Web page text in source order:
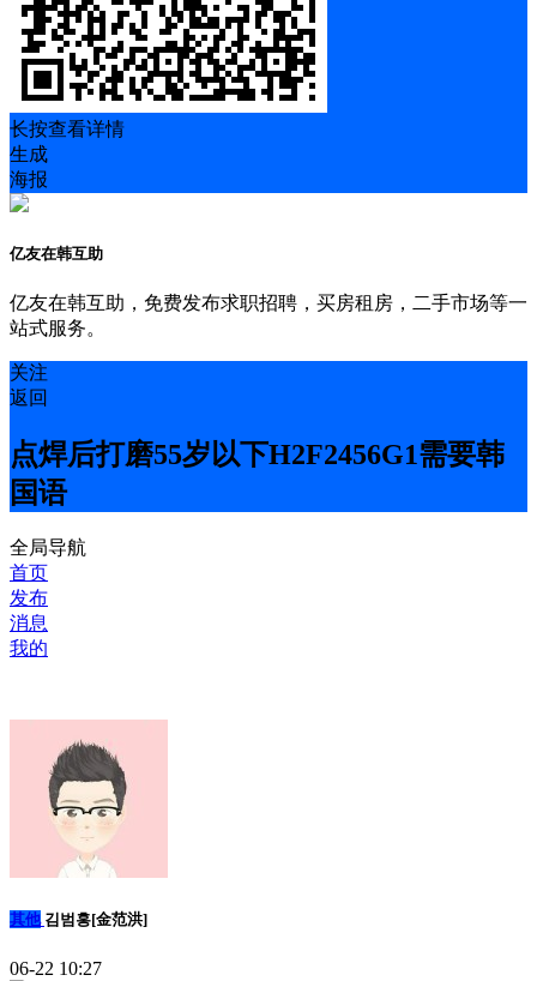
长按查看详情
生成
海报
亿友在韩互助
亿友在韩互助，免费发布求职招聘，买房租房，二手市场等一
站式服务。
关注
返回
点焊后打磨55岁以下H2F2456G1需要韩
国语
全局导航
首页
发布
消息
我的
其他 김범홍[金范洪]
06-22 10:27